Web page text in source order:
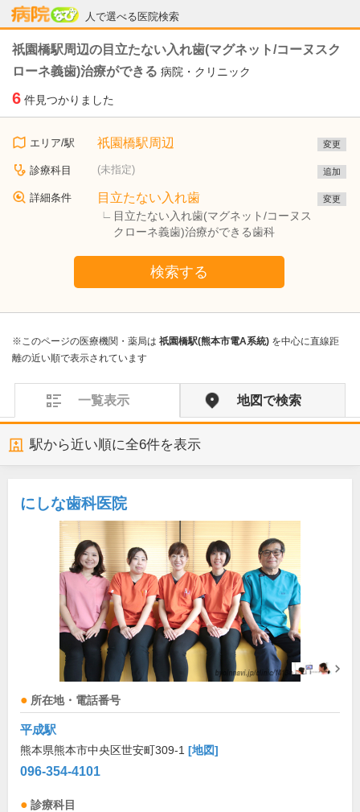
人で選べる医院検索
病院なび
祇園橋駅周辺の目立たない入れ歯(マグネット/コーヌスク
ローネ義歯)治療ができる 病院・クリニック
6 件見つかりました
エリア/駅 祇園橋駅周辺 変更
診療科目 (未指定) 追加
詳細条件 目立たない入れ歯
目立たない入れ歯(マグネット/コーヌス
クローネ義歯)治療ができる歯科
変更
検索する
※このページの医療機関・薬局は 祇園橋駅(熊本市電A系統) を中心に直線距
離の近い順で表示されています
一覧表示 地図で検索
駅から近い順に全6件を表示
にしな歯科医院
所在地・電話番号
平成駅
熊本県熊本市中央区世安町309-1 [地図]
096-354-4101
診療科目